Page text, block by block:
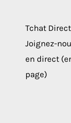
Tchat Direct
Joignez-
en direct
page)